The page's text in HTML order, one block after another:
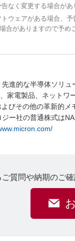
なく変更する場合があ
ウェアがある場合、
合がありますので予め
進的な半導体ソリ
家電製品、ネット
びその他の革新的
ー社の普通株式は
質問や納期のご